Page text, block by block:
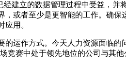
建立的数据管理过程中受益，
或者至少是更智能的工作。确
用。
运作方式。今天人力资源面临
竞赛中处于领先地位的公司与其